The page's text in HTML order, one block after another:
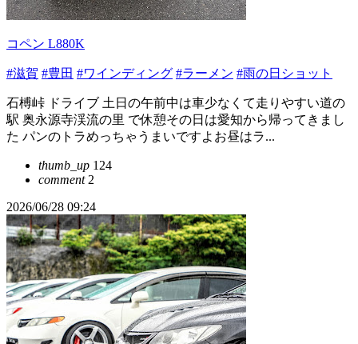
コペン L880K
#滋賀 #豊田 #ワインディング #ラーメン #雨の日ショット
石榑峠 ドライブ 土日の午前中は車少なくて走りやすい道の
駅 奥永源寺渓流の里 で休憩その日は愛知から帰ってきまし
た パンのトラめっちゃうまいですよお昼はラ...
thumb_up 124
comment2
2026/06/28 09:24